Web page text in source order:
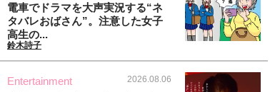
電車でドラマを大声実況する“ネ
タバレおばさん”。注意した女子
高生の...
鈴木詩子
Entertainment 2026.08.06